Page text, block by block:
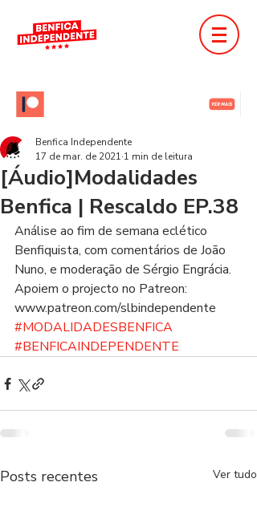
[Áudio]Modalidades
Benfica | Rescaldo EP.38
Benfica Independente
17 de mar. de 2021 1 min de leitura
Análise ao fim de semana eclético
Benfiquista, com comentários de João
Nuno, e moderação de Sérgio Engrácia.
Apoiem o projecto no Patreon:
www.patreon.com/slbindependente
#MODALIDADESBENFICA
#BENFICAINDEPENDENTE
Posts recentes Ver tudo